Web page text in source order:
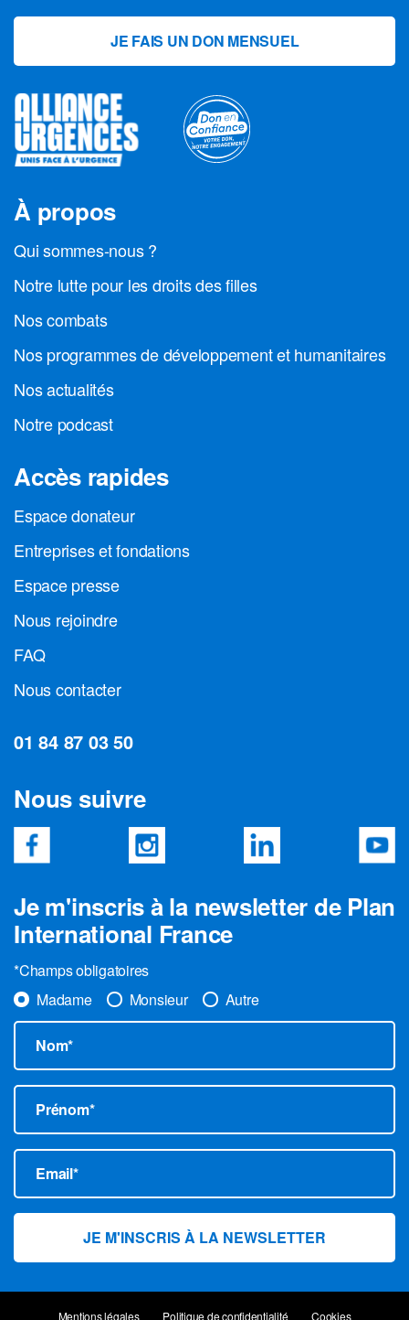
JE FAIS UN DON MENSUEL
À propos
Qui sommes-nous ?
Notre lutte pour les droits des filles
Nos combats
Nos programmes de développement et humanitaires
Nos actualités
Notre podcast
Accès rapides
Espace donateur
Entreprises et fondations
Espace presse
Nous rejoindre
FAQ
Nous contacter
01 84 87 03 50
Nous suivre
Je m'inscris à la newsletter de Plan
International France
*Champs obligatoires
Madame
Monsieur Autre
Nom*
Prénom*
Email*
Mentions légales Politique de confidentialité Cookies